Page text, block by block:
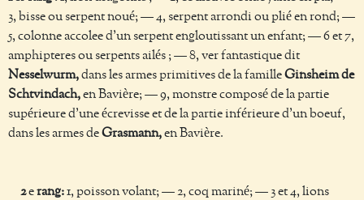
3, bisse ou serpent noué; — 4, serpent arrondi ou plié en rond; —
5, colonne accolee d’un serpent engloutissant un enfant; — 6 et 7,
amphipteres ou serpents ailés ; — 8, ver fantastique dit
Nesselwurm,dans les armes primitives de la familleGinsheim de
Schtvindach,en Bavière; — 9, monstre composé de la partie
supérieure d’une écrevisse et de la partie inférieure d’un boeuf,
dans les armes deGrasmann,en Bavière.
2erang:1, poisson volant; — 2, coq mariné; — 3 et 4, lions